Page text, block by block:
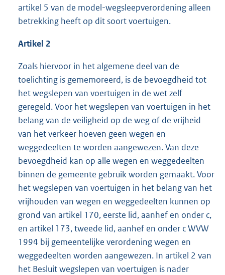
artikel 5 van de model-wegsleepverordening alleen
betrekking heeft op dit soort voertuigen.
Artikel 2
Zoals hiervoor in het algemene deel van de
toelichting is gememoreerd, is de bevoegdheid tot
het wegslepen van voertuigen in de wet zelf
geregeld. Voor het wegslepen van voertuigen in het
belang van de veiligheid op de weg of de vrijheid
van het verkeer hoeven geen wegen en
weggedeelten te worden aangewezen. Van deze
bevoegdheid kan op alle wegen en weggedeelten
binnen de gemeente gebruik worden gemaakt. Voor
het wegslepen van voertuigen in het belang van het
vrijhouden van wegen en weggedeelten kunnen op
grond van artikel 170, eerste lid, aanhef en onder c,
en artikel 173, tweede lid, aanhef en onder c WVW
1994 bij gemeentelijke verordening wegen en
weggedeelten worden aangewezen. In artikel 2 van
het Besluit wegslepen van voertuigen is nader